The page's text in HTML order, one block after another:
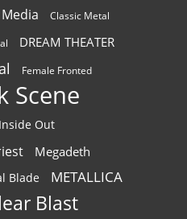
Classic Metal
DREAM THEATER
Female Fronted
Scene
Inside Out
Megadeth
Blade METALLICA
Blast